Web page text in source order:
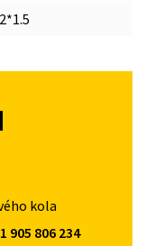
kola
905 806 234